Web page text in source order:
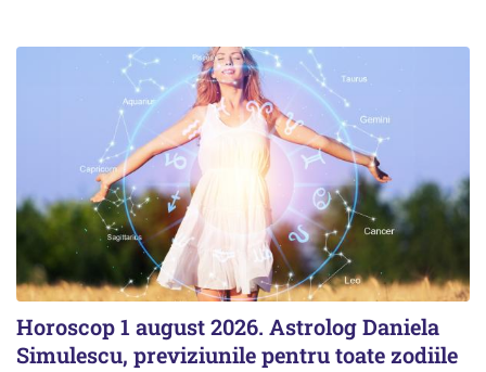
Horoscop 1 august 2026. Astrolog Daniela
Simulescu, previziunile pentru toate zodiile